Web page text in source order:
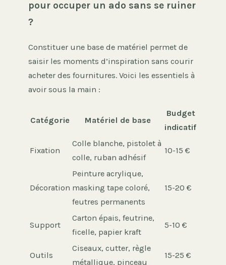
pour occuper un ado sans se ruiner
?
Constituer une base de matériel permet de
saisir les moments d’inspiration sans courir
acheter des fournitures. Voici les essentiels à
avoir sous la main :
Catégorie Matériel de base
Budget
indicatif
Fixation
Colle blanche, pistolet à
colle, ruban adhésif
10-15 €
Décoration
Peinture acrylique,
masking tape coloré,
feutres permanents
15-20 €
Support
Carton épais, feutrine,
ficelle, papier kraft
5-10 €
Outils
Ciseaux, cutter, règle
métallique, pinceau
15-25 €